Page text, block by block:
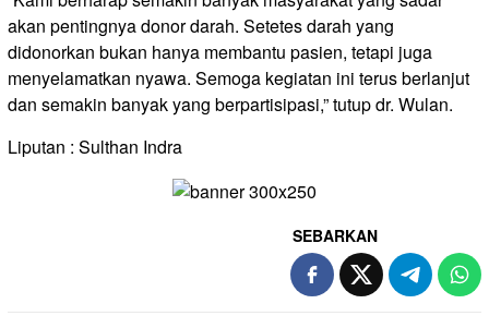
akan pentingnya donor darah. Setetes darah yang
didonorkan bukan hanya membantu pasien, tetapi juga
menyelamatkan nyawa. Semoga kegiatan ini terus berlanjut
dan semakin banyak yang berpartisipasi,” tutup dr. Wulan.
Liputan : Sulthan Indra
SEBARKAN